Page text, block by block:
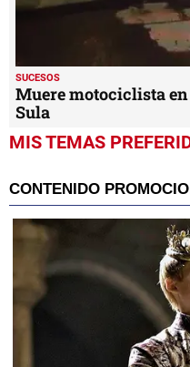
SUCESOS
Muere motociclista en
Sula
MIS TEMAS